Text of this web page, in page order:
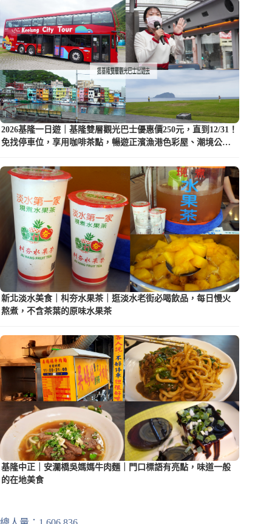
2026基隆一日遊｜基隆雙層觀光巴士優惠價250元，直到12/31！
免找停車位，享用咖啡茶點，暢遊正濱漁港色彩屋、潮境公園
新北淡水美食｜朻夯水果茶｜逛淡水老街必喝飲品，每日慢火
熬煮，不含茶葉的原味水果茶
基隆中正｜安瀾橋吳媽媽牛肉麵｜門口標語有亮點，味道一般
的在地美食